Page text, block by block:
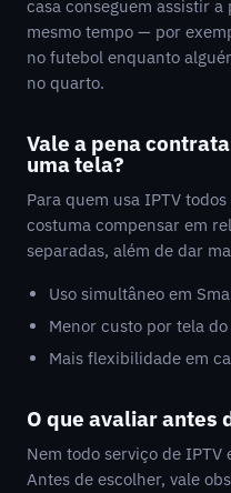
casa conseguem assistir
mesmo tempo — por
no futebol enquanto
no quarto.
Vale a pena
uma tela?
Para quem usa IPTV
costuma compensar em
separadas, além de dar
Uso simultâneo em
Menor custo por tela
Mais flexibilidade em
O que avaliar antes
Nem todo serviço de
Antes de escolher, vale